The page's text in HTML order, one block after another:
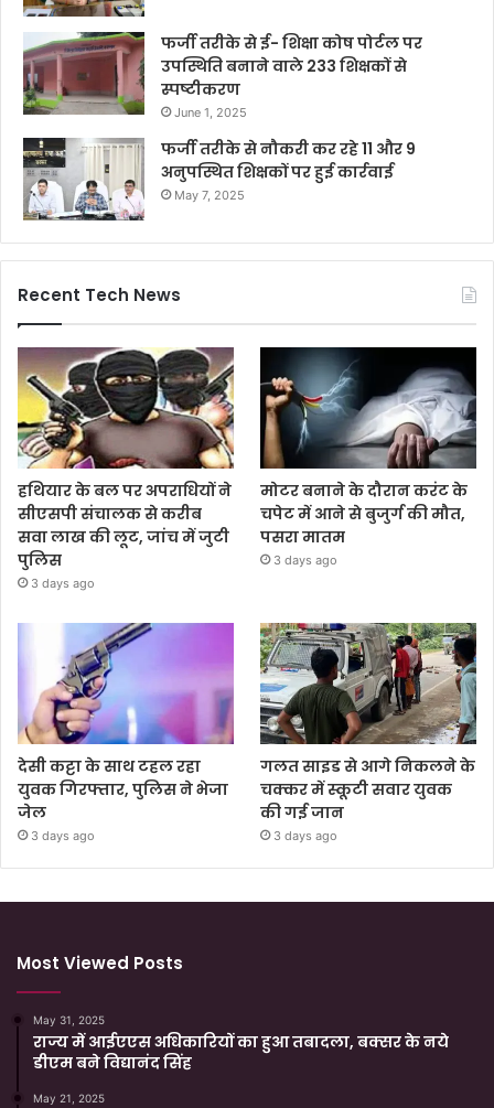
फर्जी तरीके से ई- शिक्षा कोष पोर्टल पर
उपस्थिति बनाने वाले 233 शिक्षकों से
स्पष्टीकरण
June 1, 2025
फर्जी तरीके से नौकरी कर रहे 11 और 9
अनुपस्थित शिक्षकों पर हुई कार्रवाई
May 7, 2025
Recent Tech News
हथियार के बल पर अपराधियों ने
सीएसपी संचालक से करीब
सवा लाख की लूट, जांच में जुटी
पुलिस
3 days ago
मोटर बनाने के दौरान करंट के
चपेट में आने से बुजुर्ग की मौत,
पसरा मातम
3 days ago
देसी कट्टा के साथ टहल रहा
युवक गिरफ्तार, पुलिस ने भेजा
जेल
3 days ago
गलत साइड से आगे निकलने के
चक्कर में स्कूटी सवार युवक
की गई जान
3 days ago
Most Viewed Posts
May 31, 2025
राज्य में आईएएस अधिकारियों का हुआ तबादला, बक्सर के नये
डीएम बने विद्यानंद सिंह
May 21, 2025